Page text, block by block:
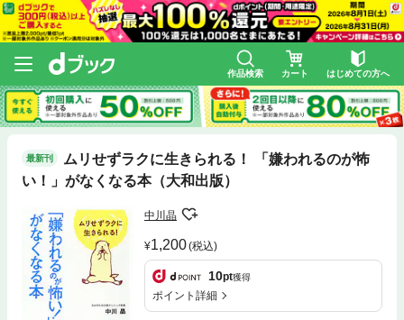
作品検索 カート はじめての方へ
最新刊
ムリせずラクに生きられる！ 「嫌われるのが怖
い！」がなくなる本（大和出版）
中川晶
1,200(税込)
10pt獲得
ポイント詳細